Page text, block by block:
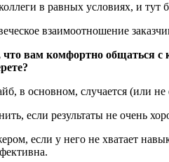
коллеги в равных условиях, и
взаимоотношение
вам комфортно общаться
в основном, случается (или не
если результаты не очень
если у него не хватает